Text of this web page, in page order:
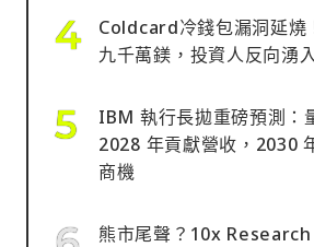
Coldcard冷錢包漏洞延燒
九千萬鎂，投資人反向湧
IBM 執行長拋重磅預測：
2028 年貢獻營收，2030
商機
熊市尾聲？10x